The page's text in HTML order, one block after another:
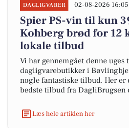
DAGLIGVARER 02-08-2026 16:05
Spier PS-vin til kun
Kohberg brød for 12
lokale tilbud
Vi har gennemgået denne
dagligvarebutikker i
nogle fantastiske tilbud. Her er
bedste tilbud fra DagliBrugsen
Læs hele artiklen her